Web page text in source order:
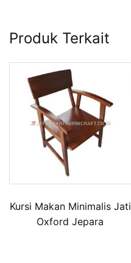
Produk Terkait
Kursi Makan Minimalis Jati
Oxford Jepara